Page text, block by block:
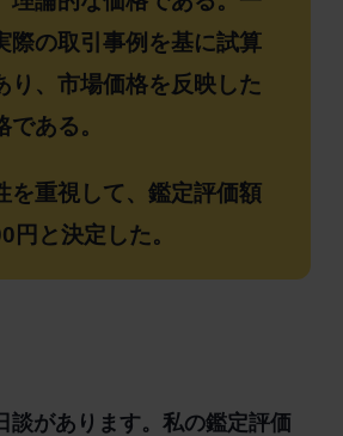
際の取引事例を基に試算
り、市場価格を反映した
ある。
を重視して、鑑定評価額
円と決定した。
があります。私の鑑定評価